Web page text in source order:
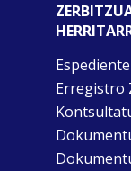
Erregistro